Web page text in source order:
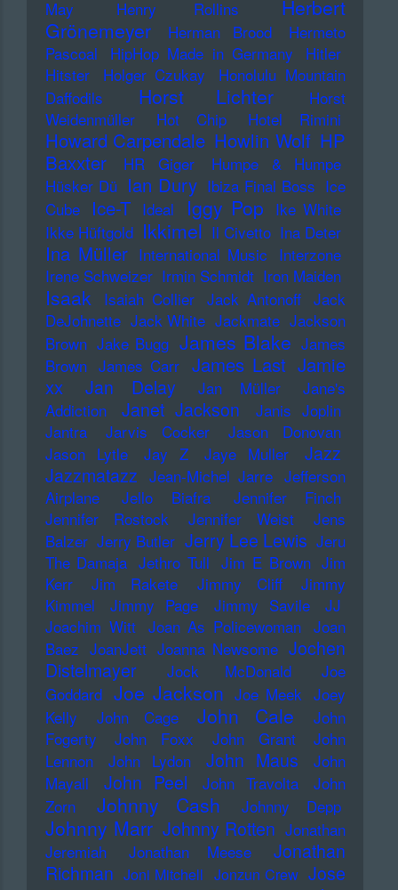
May Henry Rollins
Herbert
Grönemeyer
Herman Brood
Hermeto
Pascoal
HipHop Made in Germany
Hitler
Hitster
Holger Czukay
Honolulu Mountain
Daffodils
Horst Lichter
Horst
Weidenmüller
Hot Chip Hotel Rimini
Howard Carpendale Howlin Wolf HP
Baxxter
HR Giger
Humpe & Humpe
Hüsker Dü Ian Dury Ibiza Final Boss Ice
Cube
Ice-T Ideal Iggy Pop Ike White
Ikke Hüftgold Ikkimel Il Civetto Ina Deter
Ina Müller International Music Interzone
Irene Schweizer Irmin Schmidt Iron Maiden
Isaak Isaiah Collier Jack Antonoff Jack
DeJohnette Jack White Jackmate Jackson
Brown Jake Bugg James Blake James
Brown James Carr James Last Jamie
xx
Jan Delay Jan Müller
Jane's
Addiction
Janet Jackson
Janis Joplin
Jantra
Jarvis Cocker
Jason Donovan
Jason Lytle
Jay Z Jaye Muller
Jazz
Jazzmatazz Jean-Michel Jarre Jefferson
Airplane
Jello Biafra
Jennifer Finch
Jennifer Rostock
Jennifer Weist
Jens
Balzer Jerry Butler Jerry Lee Lewis Jeru
The Damaja Jethro Tull Jim E Brown Jim
Kerr
Jim Rakete Jimmy Cliff
Jimmy
Kimmel
Jimmy Page Jimmy Savile
JJ
Joachim Witt Joan As Policewoman Joan
Baez JoanJett Joanna Newsome Jochen
Distelmayer
Jock McDonald
Joe
Goddard Joe Jackson Joe Meek Joey
Kelly
John Cage John Cale
John
Fogerty
John Foxx John Grant
John
Lennon
John Lydon John Maus
John
Mayall
John Peel John Travolta
John
Zorn
Johnny Cash Johnny Depp
Johnny Marr Johnny Rotten Jonathan
Jeremiah
Jonathan Meese
Jonathan
Richman Joni Mitchell Jonzun Crew Jose